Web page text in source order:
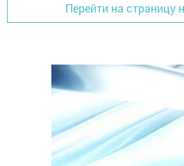
Перейти на страницу